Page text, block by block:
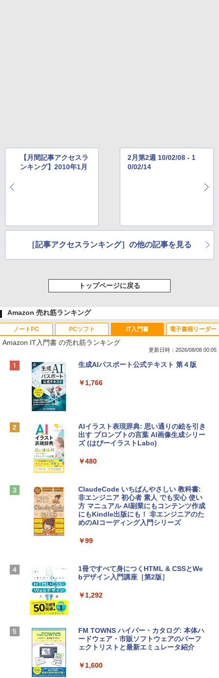
【月間記事アクセスラ
ンキング】2010年1月
2月第2週 10/02/08 - 1
0/02/14
［記事アクセスランキング］の他の記事を見る
トップページに戻る
Amazon 売れ筋ランキング
ノートPC
Apple 2026 MacBook Neo A18 Proチッ
e Intelligence、Liquid Retinaディスプ
￥162,598
tomtoc 360°保護 15.6 16インチ パソコ
￥2,952
Apple 2026 MacBook Air M5チップ搭載
igence、13.6インチLiquid Retinaディ
ームカメラ、日本語キーボード、Touch I
D - シルバー
￥261,414
ン 15-fd 15.6インチ 16GBメモリ 512GB
SSD インテル Core 5
PCソフト
Robloxギフトカード - 800 Robux 【限
インゲームコード】 ロブロックス | オン
Robloxギフトカード - 1000 Robux 【限
定バーチャルアイテムを含む】 【オンラ
ラインコード版
Microsoft Office Home & Business 202
4(最新 永続版)|オンラインコード版|Wind
ows11、10/mac対応|PC2台
￥39,582
Robloxギフトカード - 2,000 Robux 【限
定バーチャルアイテムを含む】 【オンラ
ラインコード版
Windows版 | Minecraft (マインクラフ
ト): Java & Bedrock Edition | オンライ
IT入門書
Amazon IT入門書 の売れ筋ランキング
更新日時：2026/08/08 00:05
生成AIパスポート公式テキスト 第４版
￥1,766
AIイラスト表現辞典: 思い通りの絵を引き
出す プロンプトの言葉 AI画像生成シリー
ズ (はぴーイラストLabo)
￥480
ClaudeCode いちばんやさしい 教科書:
非エンジニア 初心者 素人 でも安心 使い
方 マニュアル AI副業にもコンテンツ作成
にもKindle出版にも！ 非エンジニアのた
めのAIコーディング入門シリーズ
￥99
1冊ですべて身につくHTML & CSSとWe
bデザイン入門講座［第2版］
￥1,292
FM TOWNS ハイパー・カタログ: 本体ハ
ードウェア・市販ソフトウェアのパーフ
ェクトリストと最新エミュレータ紹介
￥1,600
電子書籍リーダー